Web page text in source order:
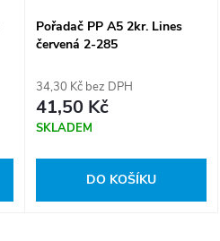
Pořadač PP A5 2kr. Lines
červená 2-285
34,30 Kč bez DPH
41,50 Kč
SKLADEM
DO KOŠÍKU